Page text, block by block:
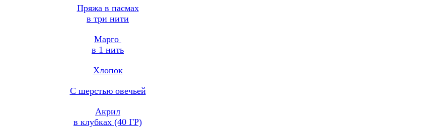
Пряжа в пасмах
в три нити
Марго
в 1 нить
Хлопок
С шерстью овечьей
Акрил
в клубках (40 ГР)